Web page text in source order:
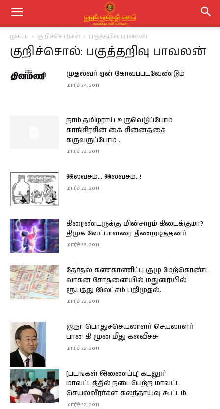
முகப்பு குறிச்சொற்கள் பகுத்தறிவு பாவலன்
குறிச்சொல்: பகுத்தறிவு பாவலன்
முதல்வர் ஏன் கோவப்படவேண்டும்
மார்ச் 24, 2011
நாம் தமிழராய் உருவெடுப்போம்
காங்கிரசின் கை சின்னத்தை
கருவருப்போம் ..
மார்ச் 23, 2011
இலவசம்… இலவசம்…!
மார்ச் 23, 2011
கிரைண்டருக்கு மின்சாரம் கிடைக்குமா?
திமுக வேட்பாளரை திணறடித்தனர்
மார்ச் 23, 2011
தேர்தல் கண்காணிப்பு குழு மேற்கொண்ட
வாகன சோதனையில் மதுரையில்
ரூ.பத்து இலட்சம் பறிமுதல்.
மார்ச் 22, 2011
ஐ.நா பொதுச்செயலாளர் செயலாளர்
பான் கி மூன் மீது கல்வீச்சு
மார்ச் 22, 2011
[படங்கள் இணைப்பு] கடலூர்
மாவட்டத்தில் நடைபெற்ற மாவட்ட
செயல்வீரர்கள் கலந்தாய்வு கூட்டம்.
மார்ச் 22, 2011